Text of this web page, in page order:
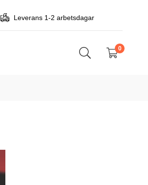
Leverans 1-2 arbetsdagar
0